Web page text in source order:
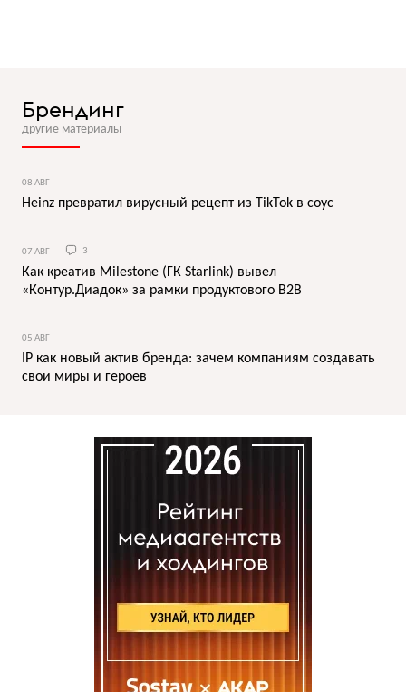
Брендинг
другие материалы
08 АВГ
Heinz превратил вирусный рецепт из TikTok в соус
07 АВГ 3
Как креатив Milestone (ГК Starlink) вывел
«Контур.Диадок» за рамки продуктового B2B
05 АВГ
IP как новый актив бренда: зачем компаниям создавать
свои миры и героев